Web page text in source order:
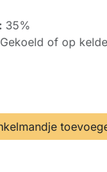
35%
Gekoeld of op